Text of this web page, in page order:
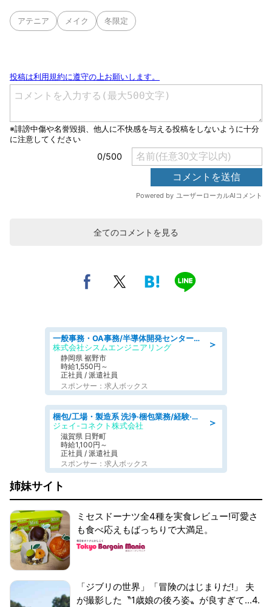
アテニア メイク 冬限定
全てのコメントを見る
＞
一般事務・OA事務/半導体開発センター内で事務&軽作業スタッフ、募集
株式会社シスムエンジニアリング
静岡県 裾野市
時給1,550円～
正社員 / 派遣社員
スポンサー：求人ボックス
＞
梱包/工場・製造系 洗浄·梱包業務/経験·資格不問/日勤
ジェイ-コネクト株式会社
滋賀県 日野町
時給1,100円～
正社員 / 派遣社員
スポンサー：求人ボックス
姉妹サイト
ミセスドーナツ全4種を実食レビュー!可愛さ
も食べ応えもばっちりで大満足。
「ジブリの世界」「冒険のはじまりだ!」 夫
が撮影した〝1歳娘の後ろ姿〟が良すぎて...4.